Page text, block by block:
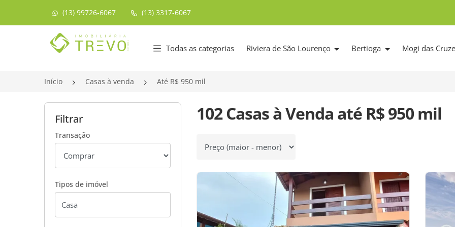
(13) 99726-6067 (13) 3317-6067
Página inicial
Todas as categorias Riviera de São Lourenço Bertioga Mogi das
Início Casas à venda Até R$ 950 mil
Filtrar
Transação
Tipos de imóvel
102 Casas à Venda até R$ 950 mil
Ordenar por